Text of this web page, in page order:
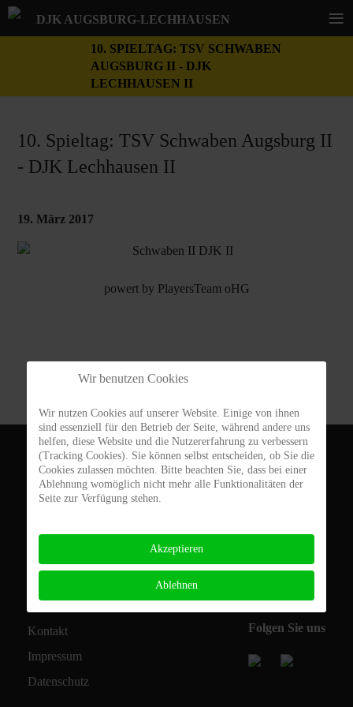
10. SPIELTAG: TSV SCHWABEN
AUGSBURG II - DJK
LECHHAUSEN II
10. Spieltag: TSV Schwaben Augsburg II
- DJK Lechhausen II
19. März 2017
powert by PlayersTeam oHG
DJK Augsburg-Lechhausen 1920 e.V.
Derchinger Str. 118c
86165 Augsburg
info@djk-lechhausen.de
Kontakt
Impressum
Datenschutz
Folgen Sie uns
Wir benutzen Cookies
Wir nutzen Cookies auf unserer Website. Einige von ihnen
sind essenziell für den Betrieb der Seite, während andere uns
helfen, diese Website und die Nutzererfahrung zu verbessern
(Tracking Cookies). Sie können selbst entscheiden, ob Sie die
Cookies zulassen möchten. Bitte beachten Sie, dass bei einer
Ablehnung womöglich nicht mehr alle Funktionalitäten der
Seite zur Verfügung stehen.
Akzeptieren
Ablehnen
DJK AUGSBURG-LECHHAUSEN ≡